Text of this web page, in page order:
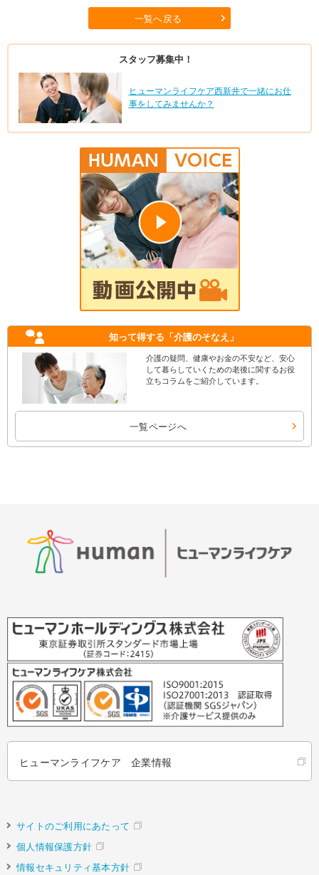
一覧へ戻る
スタッフ募集中！
ヒューマンライフケア西新井で一緒にお仕
事をしてみませんか？
知って得する 「介護のそなえ」
介護の疑問、健康やお金の不安など、安心
して暮らしていくための老後に関するお役
立ちコラムをご紹介しています。
一覧ページへ
ヒューマンライフケア 企業情報
サイトのご利用にあたって
個人情報保護方針
情報セキュリティ基本方針